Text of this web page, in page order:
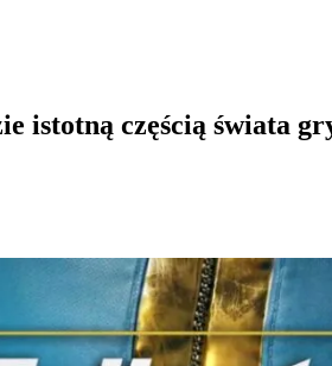
istotną częścią świata